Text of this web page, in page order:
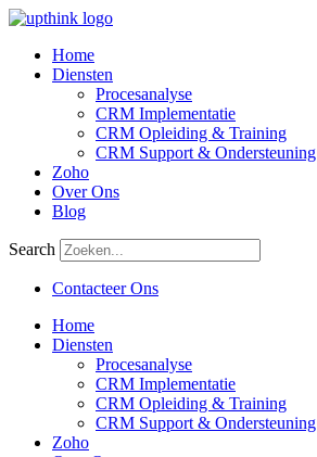
Skip
content
Main
Menu
Home
Diensten
Procesanalyse
CRM Implementatie
CRM Opleiding & Training
CRM Support & Ondersteuning
Zoho
Over Ons
Blog
Search
Main
Contacteer Ons
Flyout
Menu
Home
Diensten
Procesanalyse
CRM Implementatie
CRM Opleiding & Training
CRM Support & Ondersteuning
Zoho